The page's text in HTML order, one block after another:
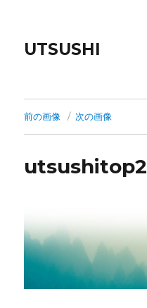
UTSUSHI
前の画像 次の画像
utsushitop2